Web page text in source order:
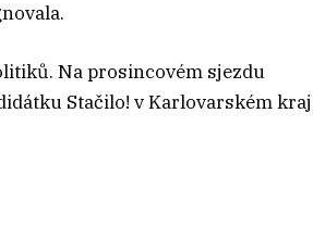
Na prosincovém sjezdu
Stačilo! v Karlovarském